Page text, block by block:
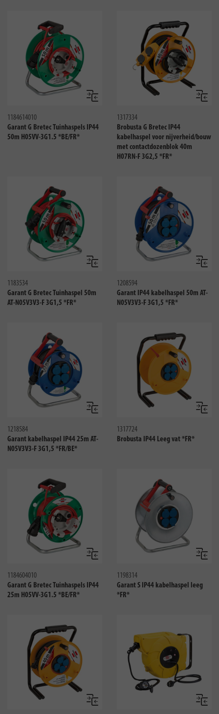
Vergelijken
1184614010
Garant G Bretec Tuinhaspels IP44
50m H05VV-3G1.5 *BE/FR*
1317334
Brobusta G Bretec IP44
kabelhaspel voor nijverheid/bouw
met contactdozenblok 40m
H07RN-F 3G2,5 *FR*
Vergelijken
1183534
Garant G Bretec Tuinhaspel 50m
AT-N05V3V3-F 3G1,5 *FR*
1208594
Garant IP44 kabelhaspel 50m AT-
N05V3V3-F 3G1,5 *FR*
Vergelijken
1218584
Garant kabelhaspel IP44 25m AT-
N05V3V3-F 3G1,5 *FR/BE*
1317724
Brobusta IP44 Leeg vat *FR*
Vergelijken
1184604010
Garant G Bretec Tuinhaspels IP44
25m H05VV-3G1.5 *BE/FR*
1198314
Garant S IP44 kabelhaspel leeg
*FR*
Vergelijken